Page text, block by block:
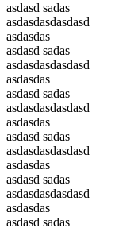
asdasd sadas
asdasdasdasdasd
asdasdas
asdasd sadas
asdasdasdasdasd
asdasdas
asdasd sadas
asdasdasdasdasd
asdasdas
asdasd sadas
asdasdasdasdasd
asdasdas
asdasd sadas
asdasdasdasdasd
asdasdas
asdasd sadas